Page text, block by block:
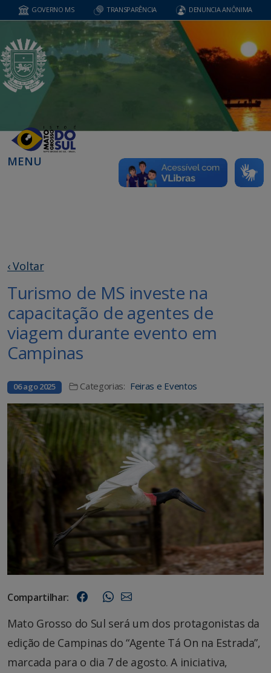
GOVERNO MS TRANSPARÊNCIA DENUNCIA ANÔNIMA
MENU
‹ Voltar
Turismo de MS investe na
capacitação de agentes de
viagem durante evento em
Campinas
06 ago 2025 Categorias: Feiras e Eventos
Compartilhar:
Mato Grosso do Sul será um dos protagonistas da
edição de Campinas do “Agente Tá On na Estrada”,
marcada para o dia 7 de agosto. A iniciativa,